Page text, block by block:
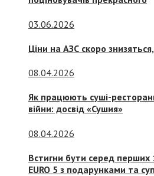
03.06.2026
Ціни на АЗС скоро
08.04.2026
Як працюють суші-
війни: досвід «Сушия»
08.04.2026
Встигни бути серед перших
EURO 5 з подарунками та